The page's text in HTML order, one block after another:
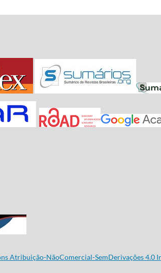
Atribuição-NãoComercial-SemDerivações 4.0